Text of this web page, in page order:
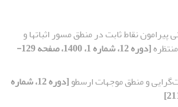
پیرامون نقاط ثابت در منطق مسور اثباتها و
[دوره 12، شماره 1، 1400، صفحه 129-
و منطق موجهات ارسطو
[دوره 12، شماره